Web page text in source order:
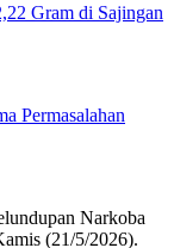
Gram di Sajingan
Permasalahan